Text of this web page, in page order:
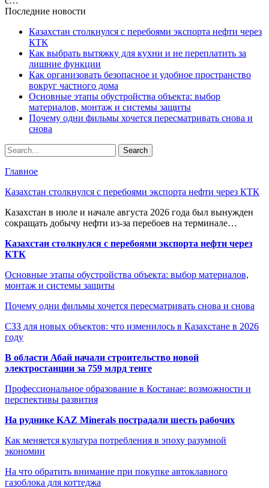
Последние новости
Казахстан столкнулся с перебоями экспорта нефти через
КТК
Как выбрать вытяжку для кухни и не переплатить за
лишние функции
Как организовать безопасное и удобное пространство
вокруг частного дома
Основные этапы обустройства объекта: выбор
материалов, монтаж и системы защиты
Почему одни фильмы хочется пересматривать снова и
снова
Главное
Казахстан столкнулся с перебоями экспорта нефти через КТК
Казахстан в июле и начале августа 2026 года был вынужден
сокращать добычу нефти из-за перебоев на терминале…
Казахстан столкнулся с перебоями экспорта нефти через
КТК
Основные этапы обустройства объекта: выбор материалов,
монтаж и системы защиты
Почему одни фильмы хочется пересматривать снова и снова
СЗЗ для новых объектов: что изменилось в Казахстане в 2026
году
В области Абай начали строительство новой
электростанции за 759 млрд тенге
Профессиональное образование в Костанае: возможности и
перспективы развития
На руднике KAZ Minerals пострадали шесть рабочих
Как меняется культура потребления в эпоху разумной
экономии
На что обратить внимание при покупке автоклавного
газоблока для коттеджа